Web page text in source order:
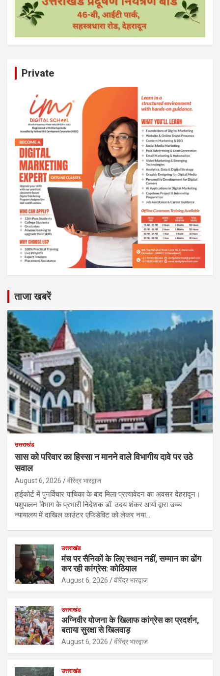
Private
ताजा खबरें
उत्तराखंड
सास को परिवार का हिस्सा न मानने वाले विभागीय दावे पर उठे
सवाल
August 6, 2026 वीरेंद्र भारद्वाज
हाईकोर्ट में पुनर्विचार याचिका के बाद मिला प्रत्यावेदन का अवसर देहरादून।
पशुपालन विभाग के प्रभारी निदेशक डॉ. उदय शंकर आर्या द्वारा उच्च
न्यायालय में दाखिल काउंटर एफिडेविट को लेकर नया…
उत्तराखंड
मंच पर सैनिकों के लिए स्थान नहीं, सम्मान का ढोंग
कर रही कांग्रेस: कोठियाल
August 6, 2026 वीरेंद्र भारद्वाज
उत्तराखंड
अग्निवीर योजना के खिलाफ कांग्रेस का प्रदर्शन,
बताया सुरक्षा से खिलवाड़
August 6, 2026 वीरेंद्र भारद्वाज
उत्तराखंड